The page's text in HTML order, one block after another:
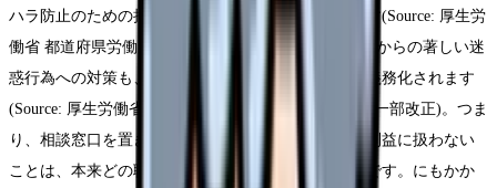
ハラ防止のための措置が法律で義務づけられています(Source: 厚生労
働省 都道府県労働局リーフレット)。さらに、顧客等からの著しい迷
惑行為への対策も、2026年10月から事業主の措置が義務化されます
(Source: 厚生労働省 令和7年労働施策総合推進法等の一部改正)。つま
り、相談窓口を置き、対応方針を定め、相談者を不利益に扱わない
ことは、本来どの職場も備えているべき最低ラインです。にもかか